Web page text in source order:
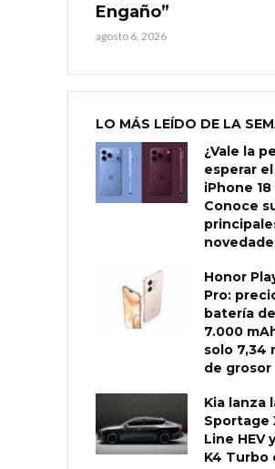
Engaño”
agosto 6, 2026
LO MÁS LEÍDO DE LA
¿Vale la
esperar el
iPhone 18
Conoce
Honor
Pro:
batería de
7.000
solo 7,34
de grosor
Kia lanza
Sportage
Line HEV
K4 Turbo